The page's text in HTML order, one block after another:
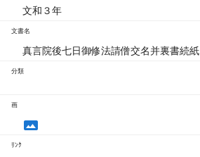
文和３年
文書名
真言院後七日御修法請僧交名并裏書続紙
分類
画
ﾘﾝｸ